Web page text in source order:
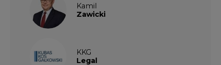
Kamil
Zawicki
KKG
Legal